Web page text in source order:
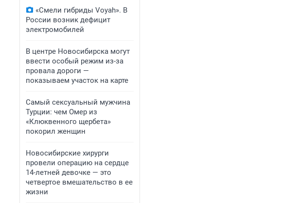
«Смели гибриды Voyah». В
России возник дефицит
электромобилей
В центре Новосибирска могут
ввести особый режим из-за
провала дороги —
показываем участок на карте
Самый сексуальный мужчина
Турции: чем Омер из
«Клюквенного щербета»
покорил женщин
Новосибирские хирурги
провели операцию на сердце
14-летней девочке — это
четвертое вмешательство в ее
жизни